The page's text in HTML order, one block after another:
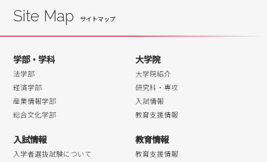
Site Map
学部・学科
法学部
経済学部
産業情報学部
総合文化学部
大学院
大学院紹介
研究科・専攻
入試情報
教育支援情報
入試情報
入学者選抜試験について
教育情報
教育支援情報